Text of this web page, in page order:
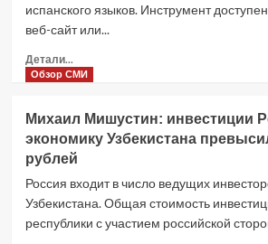
испанского языков. Инструмент
веб-сайт или...
Детали...
больше
Бразилии
запустили
бесплатную
для
изучения
английского
Обзор СМИ
Михаил Мишустин: инвестиции
экономику Узбекистана
рублей
Россия входит в число ведущих
Узбекистана. Общая стоимость
республики с участием российской